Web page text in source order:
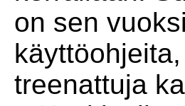
on sen
treenattuja